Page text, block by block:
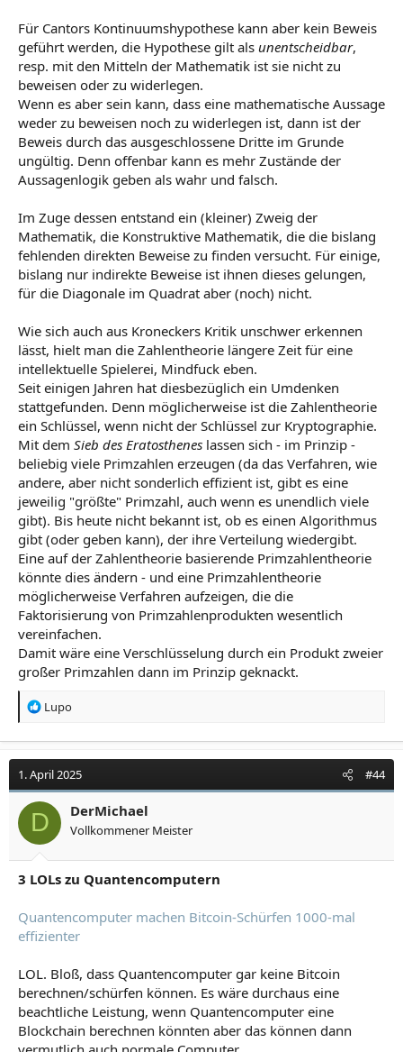
Für Cantors Kontinuumshypothese kann aber kein Beweis
geführt werden, die Hypothese gilt als unentscheidbar,
resp. mit den Mitteln der Mathematik ist sie nicht zu
beweisen oder zu widerlegen.
Wenn es aber sein kann, dass eine mathematische Aussage
weder zu beweisen noch zu widerlegen ist, dann ist der
Beweis durch das ausgeschlossene Dritte im Grunde
ungültig. Denn offenbar kann es mehr Zustände der
Aussagenlogik geben als wahr und falsch.
Im Zuge dessen entstand ein (kleiner) Zweig der
Mathematik, die Konstruktive Mathematik, die die bislang
fehlenden direkten Beweise zu finden versucht. Für einige,
bislang nur indirekte Beweise ist ihnen dieses gelungen,
für die Diagonale im Quadrat aber (noch) nicht.
Wie sich auch aus Kroneckers Kritik unschwer erkennen
lässt, hielt man die Zahlentheorie längere Zeit für eine
intellektuelle Spielerei, Mindfuck eben.
Seit einigen Jahren hat diesbezüglich ein Umdenken
stattgefunden. Denn möglicherweise ist die Zahlentheorie
ein Schlüssel, wenn nicht der Schlüssel zur Kryptographie.
Mit dem Sieb des Eratosthenes lassen sich - im Prinzip -
beliebig viele Primzahlen erzeugen (da das Verfahren, wie
andere, aber nicht sonderlich effizient ist, gibt es eine
jeweilig "größte" Primzahl, auch wenn es unendlich viele
gibt). Bis heute nicht bekannt ist, ob es einen Algorithmus
gibt (oder geben kann), der ihre Verteilung wiedergibt.
Eine auf der Zahlentheorie basierende Primzahlentheorie
könnte dies ändern - und eine Primzahlentheorie
möglicherweise Verfahren aufzeigen, die die
Faktorisierung von Primzahlenprodukten wesentlich
vereinfachen.
Damit wäre eine Verschlüsselung durch ein Produkt zweier
großer Primzahlen dann im Prinzip geknackt.
R
a
t
i
o
n
e
Lupo
1. April 2025 #44
D DerMichael
Vollkommener Meister
3 LOLs zu Quantencomputern
Quantencomputer machen Bitcoin-Schürfen 1000-mal
effizienter
LOL. Bloß, dass Quantencomputer gar keine Bitcoin
berechnen/schürfen können. Es wäre durchaus eine
beachtliche Leistung, wenn Quantencomputer eine
Blockchain berechnen könnten aber das können dann